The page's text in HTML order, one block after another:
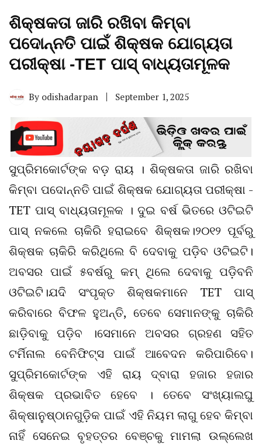
ଶିକ୍ଷକତା ଜାରି ରଖିବା କିମ୍ବା
ପଦୋନ୍ନତି ପାଇଁ ଶିକ୍ଷକ ଯୋଗ୍ୟତା
ପରୀକ୍ଷା -TET ପାସ୍ ବାଧ୍ୟତାମୂଳକ
By odishadarpan September 1, 2025
ସୁପ୍ରିମକୋର୍ଟଙ୍କ ବଡ଼ ରାୟ । ଶିକ୍ଷକତା ଜାରି ରଖିବା
କିମ୍ବା ପଦୋନ୍ନତି ପାଇଁ ଶିକ୍ଷକ ଯୋଗ୍ୟତା ପରୀକ୍ଷା -
TET ପାସ୍ ବାଧ୍ୟତାମୂଳକ । ଦୁଇ ବର୍ଷ ଭିତରେ ଓଟିଇଟି
ପାସ୍ ନକଲେ ଚାକିରି ହରାଇବେ ଶିକ୍ଷକ।୨୦୧୨ ପୂର୍ବରୁ
ଶିକ୍ଷକ ଚାକିରି କରିଥିଲେ ବି ଦେବାକୁ ପଡ଼ିବ ଓଟିଇଟି।
ଅବସର ପାଇଁ ୫ବର୍ଷରୁ କମ୍ ଥିଲେ ଦେବାକୁ ପଡ଼ିବନି
ଓଟିଇଟି।ଯଦି ସଂପୃକ୍ତ ଶିକ୍ଷକମାନେ TET ପାସ୍
କରିବାରେ ବିଫଳ ହୁଅନ୍ତି, ତେବେ ସେମାନଙ୍କୁ ଚାକିରି
ଛାଡ଼ିବାକୁ ପଡ଼ିବ ।ସେମାନେ ଅବସର ଗ୍ରହଣ ସହିତ
ଟର୍ମିନାଲ ବେନିଫିଟ୍ସ ପାଇଁ ଆବେଦନ କରିପାରିବେ।
ସୁପ୍ରିମକୋର୍ଟଙ୍କ ଏହି ରାୟ ଦ୍ବାରା ହଜାର ହଜାର
ଶିକ୍ଷକ ପ୍ରଭାବିତ ହେବେ । ତେବେ ସଂଖ୍ୟାଲଘୁ
ଶିକ୍ଷାନୁଷ୍ଠାନଗୁଡ଼ିକ ପାଇଁ ଏହି ନିୟମ ଲାଗୁ ହେବ କିମ୍ବା
ନାହିଁ ସେନେଇ ବୃହତ୍ତର ବେଞ୍ଚକୁ ମାମଲା ଉଲ୍ଲେଖ